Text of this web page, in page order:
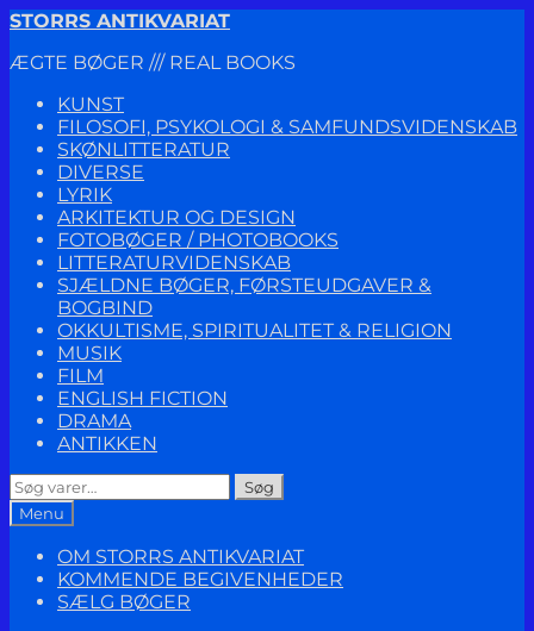
Spring
navigation
Spring
indhold
STORRS ANTIKVARIAT
ÆGTE BØGER /// REAL BOOKS
KUNST
FILOSOFI, PSYKOLOGI & SAMFUNDSVIDENSKAB
SKØNLITTERATUR
DIVERSE
LYRIK
ARKITEKTUR OG DESIGN
FOTOBØGER / PHOTOBOOKS
LITTERATURVIDENSKAB
SJÆLDNE BØGER, FØRSTEUDGAVER &
BOGBIND
OKKULTISME, SPIRITUALITET & RELIGION
MUSIK
FILM
ENGLISH FICTION
DRAMA
ANTIKKEN
Søg
efter:
Søg
Menu
OM STORRS ANTIKVARIAT
KOMMENDE BEGIVENHEDER
SÆLG BØGER